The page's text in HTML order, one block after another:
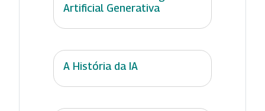
Artificial Generativa
A História da IA